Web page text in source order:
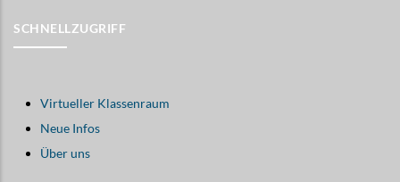
SCHNELLZUGRIFF
Virtueller Klassenraum
Neue Infos
Über uns